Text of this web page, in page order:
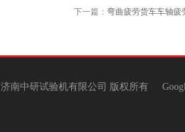
下一篇： 弯曲疲劳货车车轴疲
济南中研试验机有限公司 版权所有